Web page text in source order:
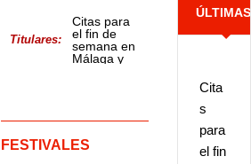
Titulares:
Citas para
el fin de
semana en
Málaga y
FESTIVALES
ÚLTIMAS
Cita
s
para
el fin